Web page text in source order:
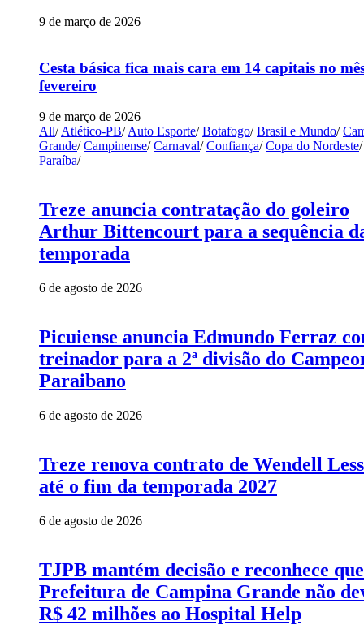
9 de março de 2026
Cesta básica fica mais cara em 14 capitais no
fevereiro
9 de março de 2026
All/ Atlético-PB/ Auto Esporte/ Botafogo/ Brasil e Mundo/
Grande/ Campinense/ Carnaval/ Confiança/ Copa do Nordeste/
Paraíba/
Treze anuncia contratação do goleiro
Arthur Bittencourt para a sequência
temporada
6 de agosto de 2026
Picuiense anuncia Edmundo Ferraz
treinador para a 2ª divisão do
Paraibano
6 de agosto de 2026
Treze renova contrato de Wendell
até o fim da temporada 2027
6 de agosto de 2026
TJPB mantém decisão e reconhece que
Prefeitura de Campina Grande não
R$ 42 milhões ao Hospital Help